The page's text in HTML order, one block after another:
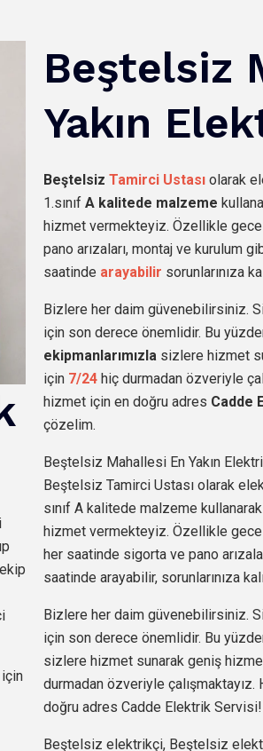
ekip
Beştelsiz
Yakın
Beştelsiz Tamirci Ustası olarak
1.sınıf A kalitede malzeme
hizmet vermekteyiz. Özellikle
pano arızaları, montaj ve kurulum
saatinde arayabilir sorunlarınıza
Bizlere her daim güvenebilirsiniz.
için son derece önemlidir. Bu
ekipmanlarımızla sizlere hizmet
için 7/24 hiç durmadan özveriyle
hizmet için en doğru adres Cadde
çözelim.
Beştelsiz Mahallesi En Yakın
Beştelsiz Tamirci Ustası olarak
sınıf A kalitede malzeme
hizmet vermekteyiz. Özellikle
her saatinde sigorta ve pano
saatinde arayabilir, sorunlarınıza
Bizlere her daim güvenebilirsiniz.
için son derece önemlidir. Bu
sizlere hizmet sunarak geniş
durmadan özveriyle
doğru adres Cadde Elektrik
Beştelsiz elektrikçi, Beştelsiz